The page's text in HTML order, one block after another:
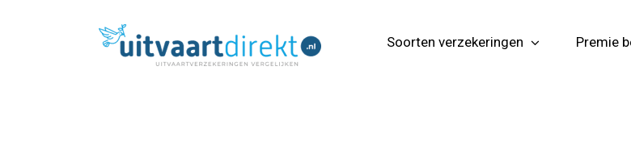
Soorten verzekeringen Premie